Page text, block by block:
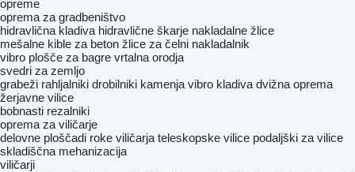
opreme
oprema za gradbeništvo
hidravlična kladiva hidravlične škarje nakladalne žlice
mešalne kible za beton žlice za čelni nakladalnik
vibro plošče za bagre vrtalna orodja
svedri za zemljo
grabeži rahljalniki drobilniki kamenja vibro kladiva dvižna oprema
žerjavne vilice
bobnasti rezalniki
oprema za viličarje
delovne ploščadi roke viličarja teleskopske vilice podaljški za vilice
skladiščna mehanizacija
viličarji